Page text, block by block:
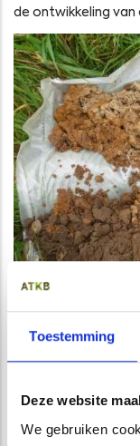
Toestemming
Deze website
We gebruiken
de ontwikkeling